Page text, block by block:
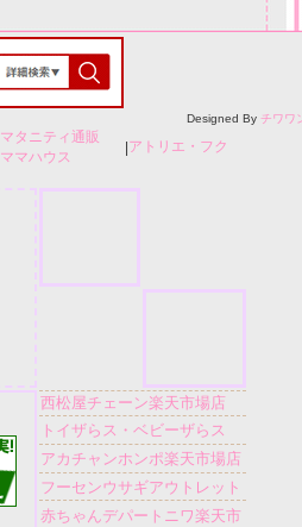
Designed By チワワ
マタニティ通販
ママハウス
アトリエ・フク
西松屋チェーン楽天市場店
トイザらス・ベビーザらス
アカチャンホンポ楽天市場店
フーセンウサギアウトレット
赤ちゃんデパートニワ楽天市